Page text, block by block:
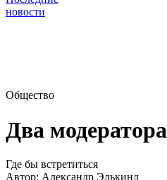
новости
Общество
Два модератора
Где бы встретиться
Автор: Александр Элькинд